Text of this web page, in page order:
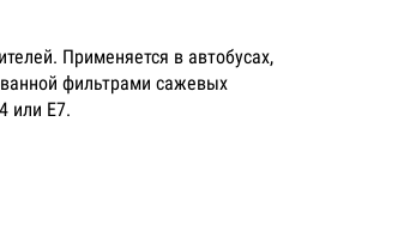
Применяется в автобусах,
фильтрами сажевых
или E7.